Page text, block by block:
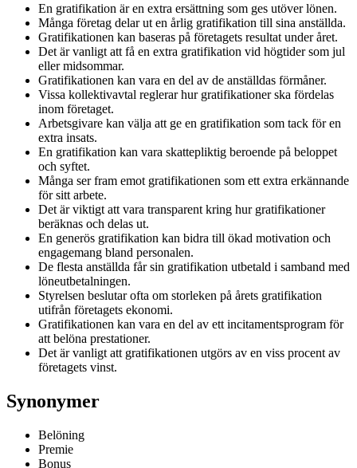
En gratifikation är en extra ersättning som ges utöver lönen.
Många företag delar ut en årlig gratifikation till sina anställda.
Gratifikationen kan baseras på företagets resultat under året.
Det är vanligt att få en extra gratifikation vid högtider som jul
eller midsommar.
Gratifikationen kan vara en del av de anställdas förmåner.
Vissa kollektivavtal reglerar hur gratifikationer ska fördelas
inom företaget.
Arbetsgivare kan välja att ge en gratifikation som tack för en
extra insats.
En gratifikation kan vara skattepliktig beroende på beloppet
och syftet.
Många ser fram emot gratifikationen som ett extra erkännande
för sitt arbete.
Det är viktigt att vara transparent kring hur gratifikationer
beräknas och delas ut.
En generös gratifikation kan bidra till ökad motivation och
engagemang bland personalen.
De flesta anställda får sin gratifikation utbetald i samband med
löneutbetalningen.
Styrelsen beslutar ofta om storleken på årets gratifikation
utifrån företagets ekonomi.
Gratifikationen kan vara en del av ett incitamentsprogram för
att belöna prestationer.
Det är vanligt att gratifikationen utgörs av en viss procent av
företagets vinst.
Synonymer
Belöning
Premie
Bonus